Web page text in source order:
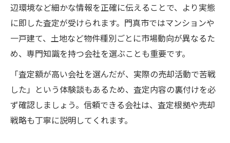
辺環境など細かな情報を正確に伝えることで、より実態
に即した査定が受けられます。門真市ではマンションや
一戸建て、土地など物件種別ごとに市場動向が異なるた
め、専門知識を持つ会社を選ぶことも重要です。
「査定額が高い会社を選んだが、実際の売却活動で苦戦
した」という体験談もあるため、査定内容の裏付けを必
ず確認しましょう。信頼できる会社は、査定根拠や売却
戦略も丁寧に説明してくれます。